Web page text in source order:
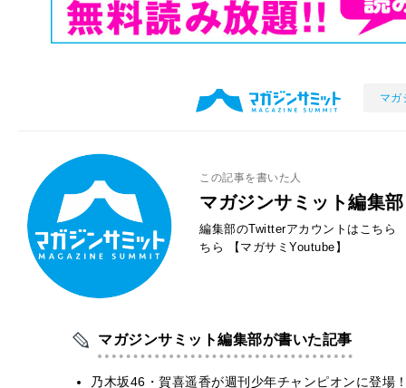
マガ
この記事を書いた人
マガジンサミット編集部
編集部のTwitterアカウントはこちら
ちら
【マガサミYoutube】
マガジンサミット編集部が書いた記事
乃木坂46・賀喜遥香が週刊少年チャンピオンに登